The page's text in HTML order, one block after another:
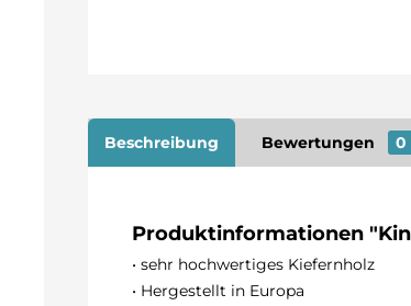
Beschreibung Bewertungen 0
Produktinformationen
• sehr hochwertiges Kiefernholz
• Hergestellt in Europa